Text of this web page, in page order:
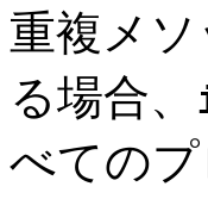
重複メ
る場合、
べての